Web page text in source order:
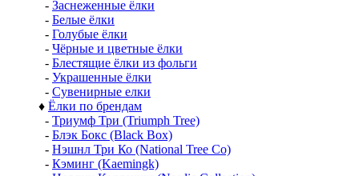
- Заснеженные ёлки
- Белые ёлки
- Голубые ёлки
- Чёрные и цветные ёлки
- Блестящие ёлки из фольги
- Украшенные ёлки
- Сувенирные елки
♦ Ёлки по брендам
- Триумф Три (Triumph Tree)
- Блэк Бокс (Black Box)
- Нэшнл Три Ко (National Tree Co)
- Кэминг (Kaemingk)